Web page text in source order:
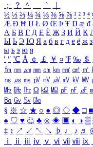
；
？ ＾ ｀
½ ⅓ ⅔ ¼ ¾ ⅛ ⅜ ⅝ ⅞ ¹ ² ³ ⁴
Æ Ð Ħ Ĳ Ł Ø Œ Þ Ŧ Ŋ æ đ
А Б В Г Д Е Ё Ж З И Й К
Ы Ь Э Ю Я а б в г д е ё ж з
ы ь э ю я
′ ″ ℃ Å ￠ ￡ ￥ ¤ ℉ ‰ ＄
㎙ ㎚ ㎛ ㎜ ㎝ ㎞ ㎟ ㎠ ㎡
㎱ ㎲ ㎳ ㎴ ㎵ ㎶ ㎷ ㎸ ㎹
㎒ ㎓ ㎔ Ω ㏀ ㏁ ㎊ ㎋ ㎌
㏃ ㏉ ㏜ ㏆
§ ※ ☆ ★ ○ ● ◎ ◇ ◆ □ ■
♠ ♡ ♥ ♧ ♣ ⊙ ◈ ▣ ◐ ◑ ▒
‡ ↕ ↗ ↙ ↖ ↘ ♭ ♩ ♪ ♬
ⅰ
ⅱ ⅲ ⅳ ⅴ ⅵ ⅶ ⅷ ⅸ